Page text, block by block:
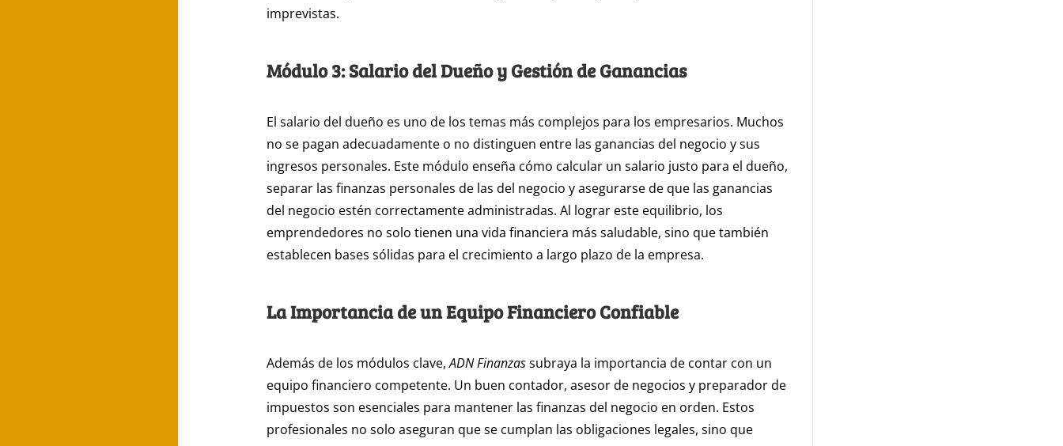
imprevistas.
Módulo 3: Salario del Dueño y Gestión de Ganancias
El salario del dueño es uno de los temas más complejos para los empresarios. Muchos
no se pagan adecuadamente o no distinguen entre las ganancias del negocio y sus
ingresos personales. Este módulo enseña cómo calcular un salario justo para el dueño,
separar las finanzas personales de las del negocio y asegurarse de que las ganancias
del negocio estén correctamente administradas. Al lograr este equilibrio, los
emprendedores no solo tienen una vida financiera más saludable, sino que también
establecen bases sólidas para el crecimiento a largo plazo de la empresa.
La Importancia de un Equipo Financiero Confiable
Además de los módulos clave,ADN Finanzassubraya la importancia de contar con un
equipo financiero competente. Un buen contador, asesor de negocios y preparador de
impuestos son esenciales para mantener las finanzas del negocio en orden. Estos
profesionales no solo aseguran que se cumplan las obligaciones legales, sino que